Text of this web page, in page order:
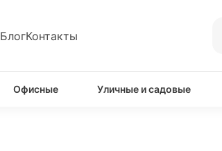
БлогКонтакты
Офисные Уличные и садовые